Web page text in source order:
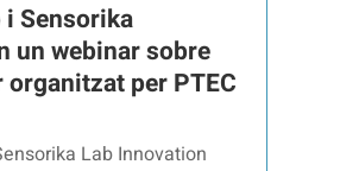
Sensorika
un webinar sobre
per PTEC
Lab Innovation